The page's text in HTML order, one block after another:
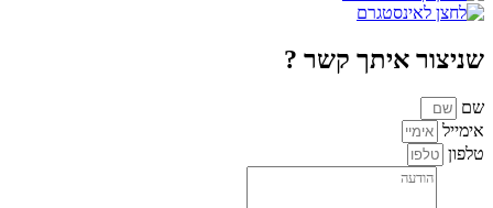
שניצור איתך קשר ?
שם
אימייל
טלפון